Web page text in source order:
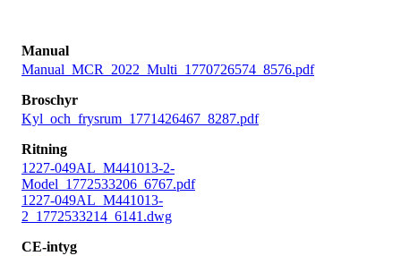
Manual
Manual_MCR_2022_Multi_1770726574_8576.pdf
Broschyr
Kyl_och_frysrum_1771426467_8287.pdf
Ritning
1227-049AL_M441013-2-
Model_1772533206_6767.pdf
1227-049AL_M441013-
2_1772533214_6141.dwg
CE-intyg